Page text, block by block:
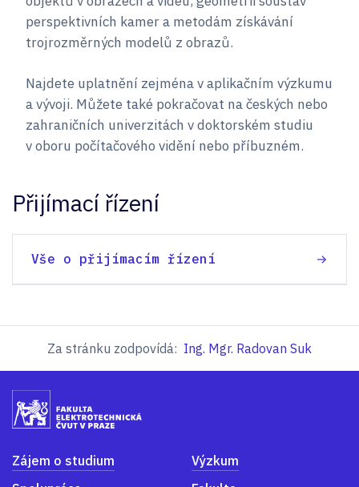
perspektivních kamer a metodám získávání
trojrozměrných modelů z obrazů.
Najdete uplatnění zejména v aplikačním výzkumu
a vývoji. Můžete také pokračovat na českých nebo
zahraničních univerzitách v doktorském studiu
v oboru počítačového vidění nebo příbuzném.
Přijímací řízení
Vše o přijímacím řízení
Za stránku zodpovídá: Ing. Mgr. Radovan Suk
Zájem o studium
Výzkum